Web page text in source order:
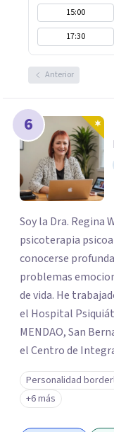
15:00
17:30
Anterior
6
Soy la Dra. Regina
psicoterapia
conocerse
problemas
de vida. He
el Hospital
MENDAO, San
el Centro de
privilegio de
Conde y
realidades y
Personalidad
+6 más